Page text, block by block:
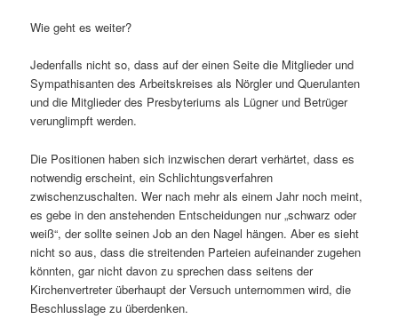
Wie geht es weiter?
Jedenfalls nicht so, dass auf der einen Seite die Mitglieder und
Sympathisanten des Arbeitskreises als Nörgler und Querulanten
und die Mitglieder des Presbyteriums als Lügner und Betrüger
verunglimpft werden.
Die Positionen haben sich inzwischen derart verhärtet, dass es
notwendig erscheint, ein Schlichtungsverfahren
zwischenzuschalten. Wer nach mehr als einem Jahr noch meint,
es gebe in den anstehenden Entscheidungen nur „schwarz oder
weiß“, der sollte seinen Job an den Nagel hängen. Aber es sieht
nicht so aus, dass die streitenden Parteien aufeinander zugehen
könnten, gar nicht davon zu sprechen dass seitens der
Kirchenvertreter überhaupt der Versuch unternommen wird, die
Beschlusslage zu überdenken.